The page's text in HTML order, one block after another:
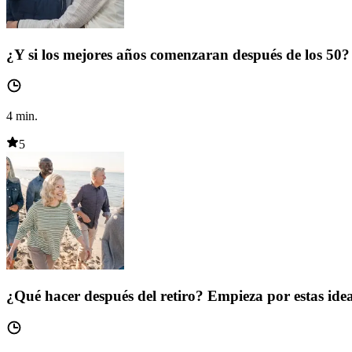
¿Y si los mejores años comenzaran después de los 50?
4 min.
5
¿Qué hacer después del retiro? Empieza por estas